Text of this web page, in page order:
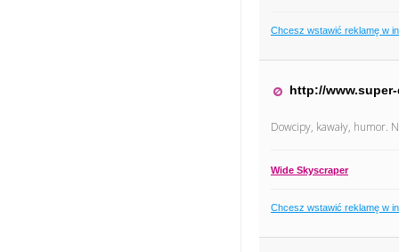
Chcesz wstawić reklamę w
http://
Dowcipy, kawały, humor.
Wide Skyscraper
Chcesz wstawić reklamę w